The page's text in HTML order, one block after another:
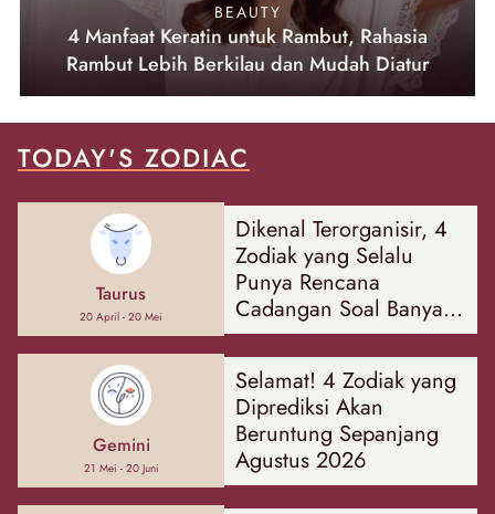
BEAUTY
4 Manfaat Keratin untuk Rambut, Rahasia
Rambut Lebih Berkilau dan Mudah Diatur
TODAY'S ZODIAC
Taurus
20 April - 20 Mei
Dikenal Terorganisir, 4
Zodiak yang Selalu
Punya Rencana
Cadangan Soal Banyak
Hal
Gemini
21 Mei - 20 Juni
Selamat! 4 Zodiak yang
Diprediksi Akan
Beruntung Sepanjang
Agustus 2026